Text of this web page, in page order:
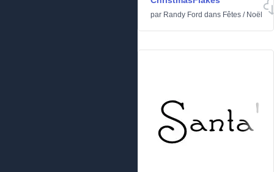
par Randy Ford dans Fêtes / Noël